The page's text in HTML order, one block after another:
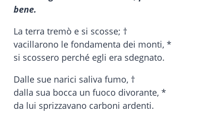
bene.
La terra tremò e si scosse; †
vacillarono le fondamenta dei monti, *
si scossero perché egli era sdegnato.
Dalle sue narici saliva fumo, †
dalla sua bocca un fuoco divorante, *
da lui sprizzavano carboni ardenti.